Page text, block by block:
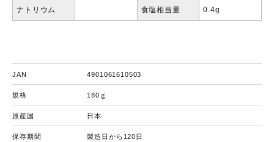
ナトリウム 食塩相当量 0.4g
JAN 4901061610503
規格 180ｇ
原産国 日本
保存期間 製造日から120日